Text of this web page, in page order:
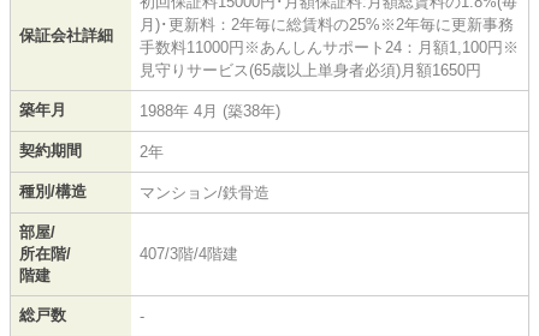
保証会社詳細
月)･更新料：2年毎に総賃料の25%※2年毎に更新事務
手数料11000円※あんしんサポート24：月額1,100円※
見守りサービス(65歳以上単身者必須)月額1650円
築年月 1988年 4月 (築38年)
契約期間 2年
種別/構造 マンション/鉄骨造
部屋/
所在階/
階建
407/3階/4階建
総戸数 -